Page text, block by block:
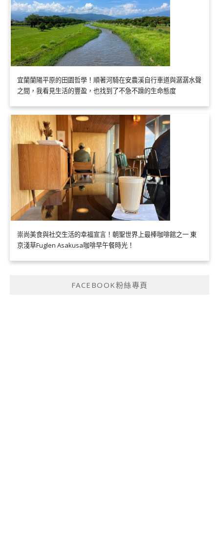
宜蘭蘭陽平原的田園哲學！順著河騎在安農溪自行車道與潺潺水聲
之間，我看見生活的豐盈，也找到了不急不躁的生命態度
崇尚美食與社交生活的幸福宣言！朝聖世界上最棒咖啡館之一 東
京淺草Fuglen Asakusa咖啡早午餐時光！
FACEBOOK粉絲專頁